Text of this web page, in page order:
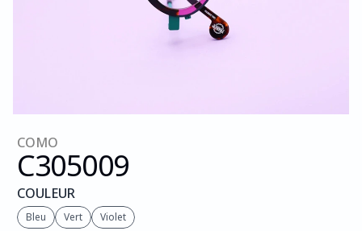
COMO
C305009
COULEUR
Bleu Vert Violet